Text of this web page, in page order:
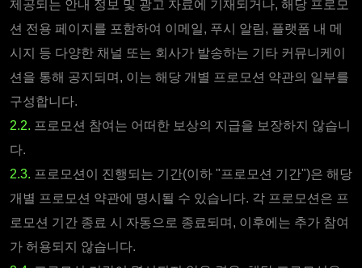
제공되는 안내 정보 및 광고 자료에 기재되거나, 해당 프로모
션 전용 페이지를 포함하여 이메일, 푸시 알림, 플랫폼 내 메
시지 등 다양한 채널 또는 회사가 발송하는 기타 커뮤니케이
션을 통해 공지되며, 이는 해당 개별 프로모션 약관의 일부를
구성합니다.
2.2. 프로모션 참여는 어떠한 보상의 지급을 보장하지 않습니
다.
2.3. 프로모션이 진행되는 기간(이하 "프로모션 기간")은 해당
개별 프로모션 약관에 명시될 수 있습니다. 각 프로모션은 프
로모션 기간 종료 시 자동으로 종료되며, 이후에는 추가 참여
가 허용되지 않습니다.